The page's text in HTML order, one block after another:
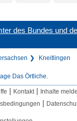
des Bundes und
Kneitlingen
Das Örtliche.
| Kontakt | Inhalte
|